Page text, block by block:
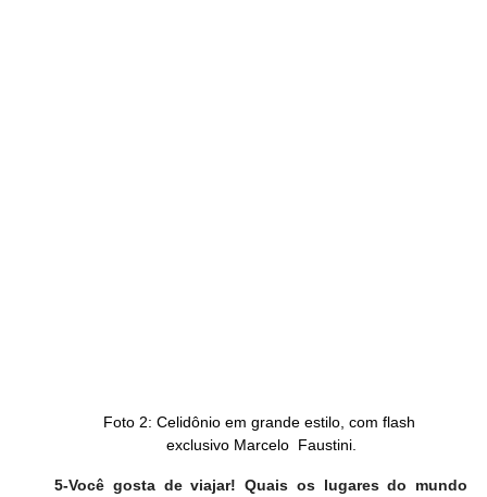
Foto 2: Celidônio em grande estilo, com flash
exclusivo Marcelo  Faustini.
5-Você gosta de viajar! Quais os lugares do mundo